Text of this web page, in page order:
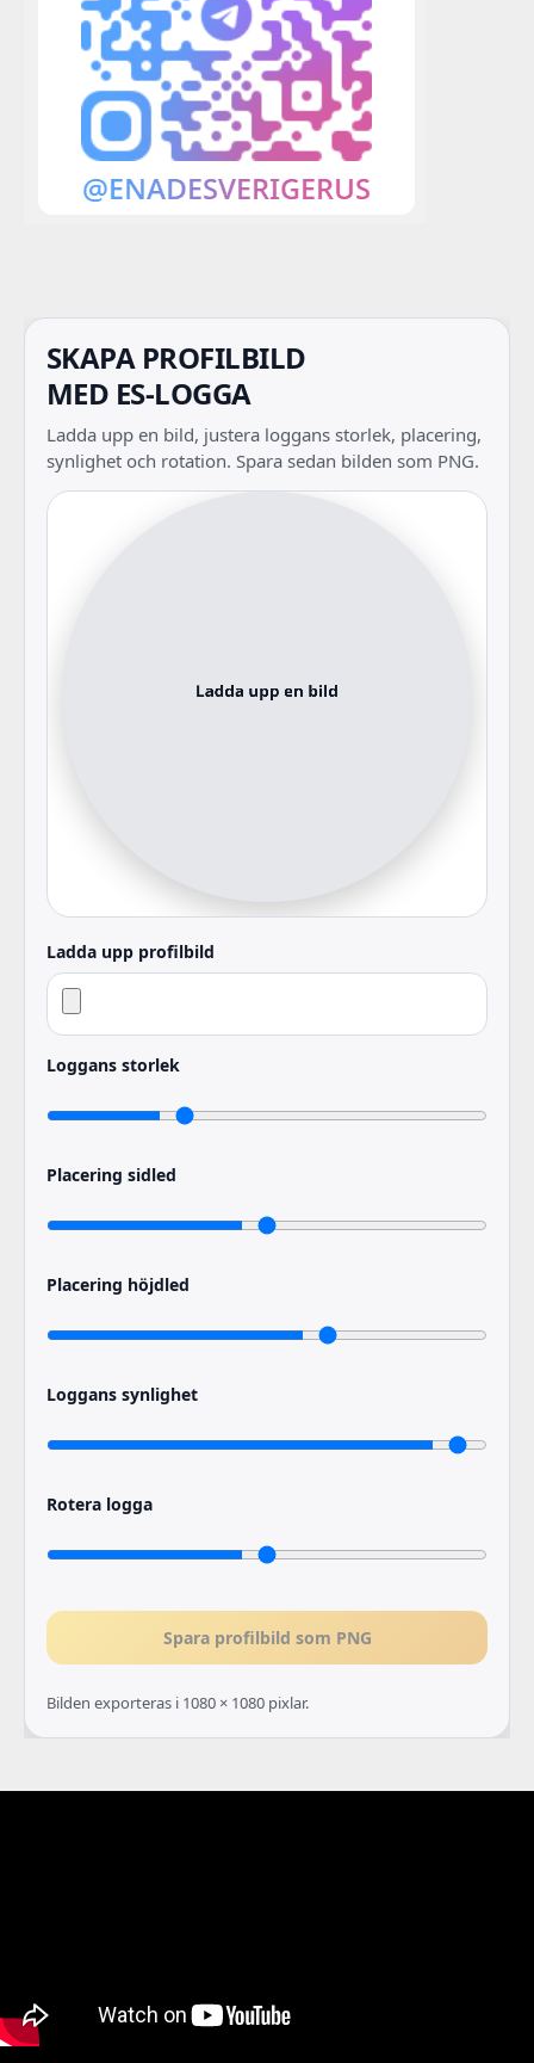
SKAPA PROFILBILD
MED ES-LOGGA
Ladda upp en bild, justera loggans storlek, placering,
synlighet och rotation. Spara sedan bilden som PNG.
Ladda upp profilbild
Loggans storlek
Placering sidled
Placering höjdled
Loggans synlighet
Rotera logga
Spara profilbild som PNG
Bilden exporteras i 1080 × 1080 pixlar.